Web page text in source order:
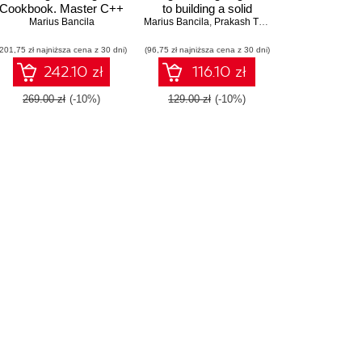
Cookbook. Master C++
core language and
features, with over 100
recipes, updated to
C++20 - Second Edition
Marius Bancila
zł najniższa cena z 30 dni)
242.10 zł
269.00 zł (-10%)
to building a solid
foundation in C#
efficient programs
Marius Bancila, Prakash Tripathi
(96,75 zł najniższa cena z 30 dni)
116.10 zł
129.00 zł (-10%)